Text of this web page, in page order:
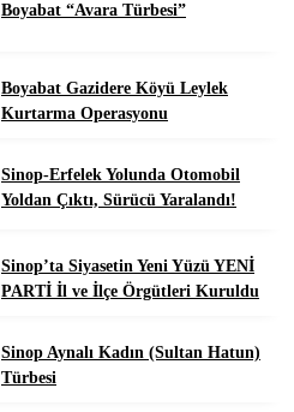
Boyabat “Avara Türbesi”
Boyabat Gazidere Köyü Leylek
Kurtarma Operasyonu
Sinop-Erfelek Yolunda Otomobil
Yoldan Çıktı, Sürücü Yaralandı!
Sinop’ta Siyasetin Yeni Yüzü YENİ
PARTİ İl ve İlçe Örgütleri Kuruldu
Sinop Aynalı Kadın (Sultan Hatun)
Türbesi